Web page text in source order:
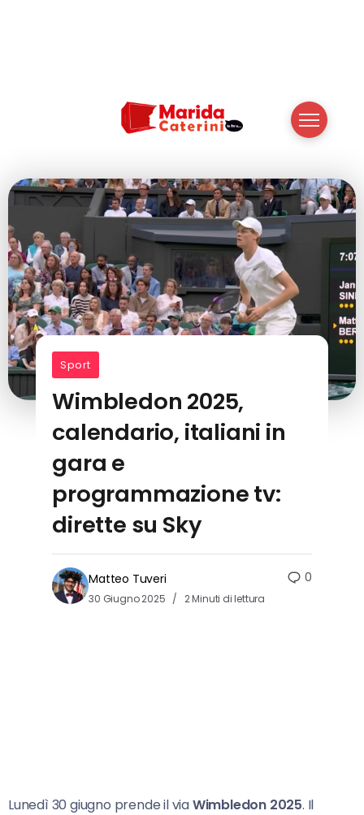
Sport
Wimbledon 2025,
calendario, italiani in
gara e
programmazione tv:
dirette su Sky
Matteo Tuveri
30 Giugno 2025 2 Minuti di lettura
0
Lunedì 30 giugno prende il viaWimbledon 2025. Il